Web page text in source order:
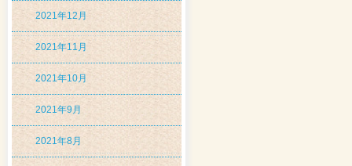
2021年12月
2021年11月
2021年10月
2021年9月
2021年8月